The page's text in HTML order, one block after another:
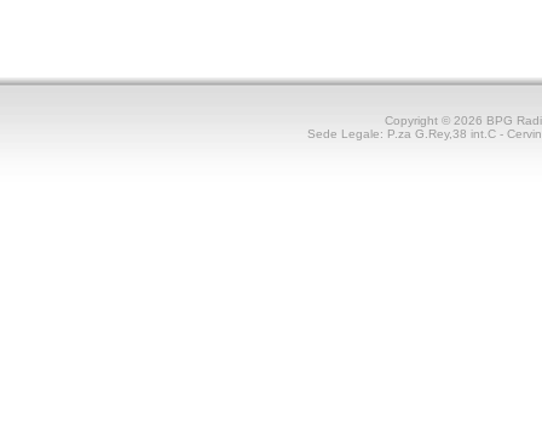
Copyright © 2026 BPG
Sede Legale: P.za G.Rey,38 int.C -